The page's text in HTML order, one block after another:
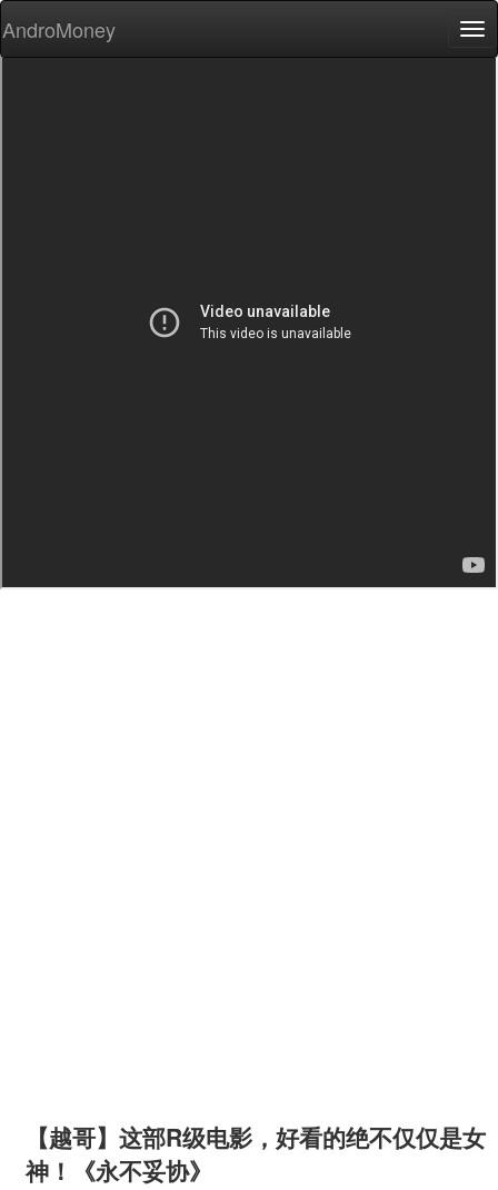
AndroMoney
【越哥】这部R级电影，好看的绝不仅仅是女
神！《永不妥协》